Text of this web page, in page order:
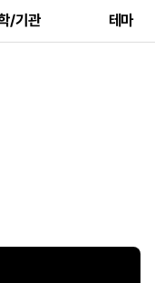
/기관 테마